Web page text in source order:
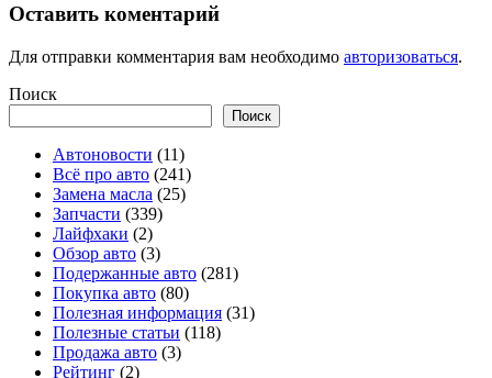
Оставить коментарий
Для отправки комментария вам необходимо авторизоваться.
Поиск
Поиск
Автоновости (11)
Всё про авто (241)
Замена масла (25)
Запчасти (339)
Лайфхаки (2)
Обзор авто (3)
Подержанные авто (281)
Покупка авто (80)
Полезная информация (31)
Полезные статьи (118)
Продажа авто (3)
Рейтинг (2)